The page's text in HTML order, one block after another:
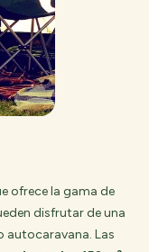
ofrece la gama de
disfrutar de una
autocaravana. Las